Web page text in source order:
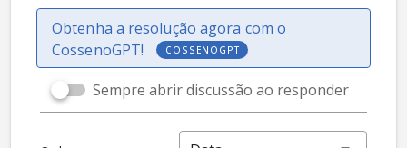
Obtenha a resolução agora com o
CossenoGPT!
COSSENOGPT
Sempre abrir discussão ao responder